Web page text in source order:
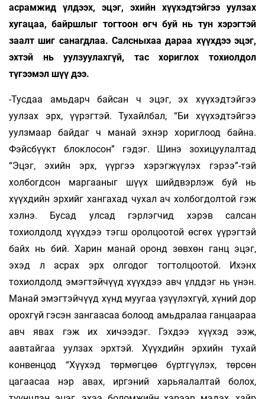
асрамжид үлдээх, эцэг, эхийн хүүхэдтэйгээ уулзах
хугацаа, байршлыг тогтоон өгч буй нь тун хэрэгтэй
заалт шиг санагдлаа. Салсныхаа дараа хүүхдээ эцэг,
эхтэй нь уулзуулахгүй, тас хориглох тохиолдол
түгээмэл шүү дээ.
-Тусдаа амьдарч байсан ч эцэг, эх хүүхэдтэйгээ
уулзах эрх, үүрэгтэй. Тухайлбал, “Би хүүхэдтэйгээ
уулзмаар байдаг ч манай эхнэр хориглоод байна.
Фэйсбүүкт блоклосон” гэдэг. Шинэ зохицуулалтад
“Эцэг, эхийн эрх, үүргээ хэрэгжүүлэх гэрээ”-тэй
холбогдсон маргааныг шүүх шийдвэрлэж буй нь
хүүхдийн эрхийг хангахад чухал ач холбогдолтой гэж
хэлнэ. Бусад улсад гэрлэгчид хэрэв салсан
тохиолдолд хүүхдээ тэгш оролцоотой өсгөх үүрэгтэй
байх нь бий. Харин манай оронд зөвхөн ганц эцэг,
эхэд л асрах эрх олгодог тогтолцоотой. Ихэнх
тохиолдолд эмэгтэйчүүд хүүхдээ авч үлддэг нь үнэн.
Манай эмэгтэйчүүд хүнд муугаа үзүүлэхгүй, хүний дор
орохгүй гэсэн зангаасаа болоод амьдралаа ганцаараа
авч явах гэж их хичээдэг. Гэхдээ хүүхэд ээж,
аавтайгаа уулзах эрхтэй. Хүүхдийн эрхийн тухай
конвенцод “Хүүхэд төрмөгцөө бүртгүүлэх, төрсөн
цагаасаа нэр авах, иргэний харьяалалтай болох,